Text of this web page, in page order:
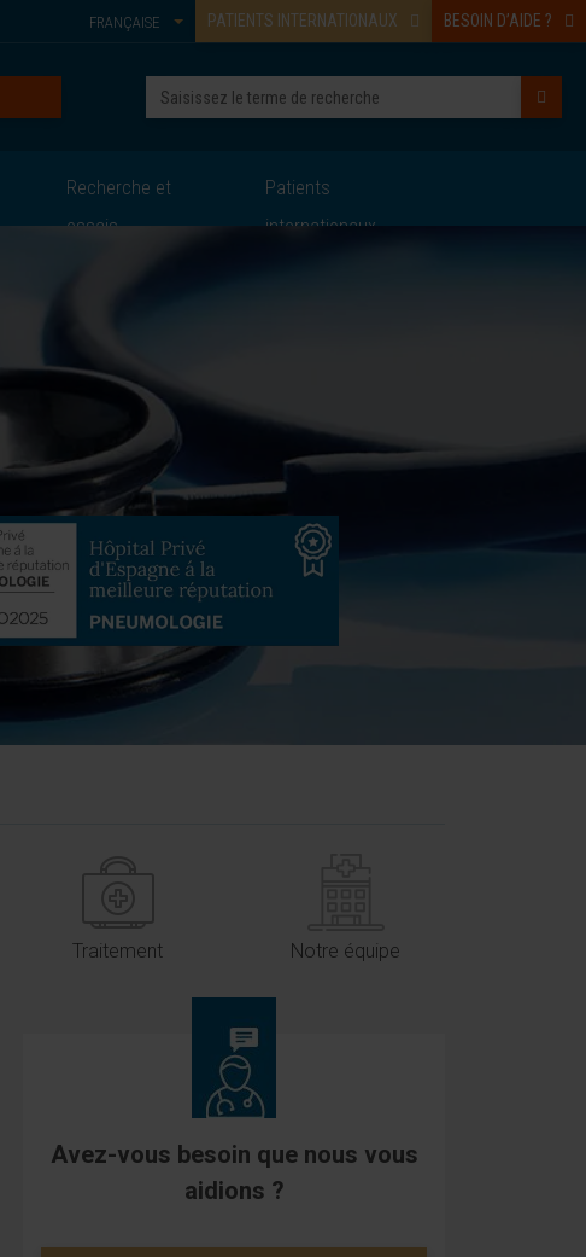
PATIENTS INTERNATIONAUX BESOIN D’AIDE ?
FRANÇAISE
Recherche et
essais
Patients
internationaux
Traitement Notre équipe
Avez-vous besoin que nous vous
aidions ?